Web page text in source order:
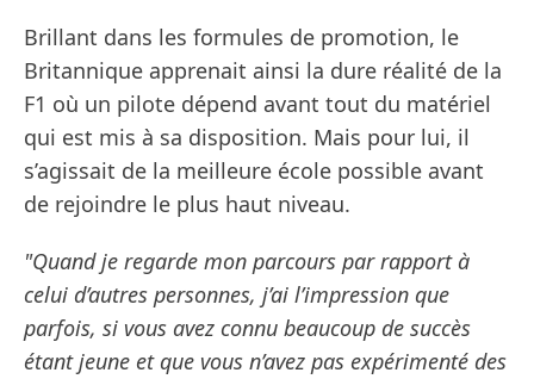
Brillant dans les formules de promotion, le
Britannique apprenait ainsi la dure réalité de la
F1 où un pilote dépend avant tout du matériel
qui est mis à sa disposition. Mais pour lui, il
s’agissait de la meilleure école possible avant
de rejoindre le plus haut niveau.
"Quand je regarde mon parcours par rapport à
celui d’autres personnes, j’ai l’impression que
parfois, si vous avez connu beaucoup de succès
étant jeune et que vous n’avez pas expérimenté des